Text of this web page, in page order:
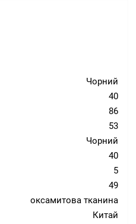
Чорний
40
86
53
Чорний
40
5
49
оксамитова тканина
Китай